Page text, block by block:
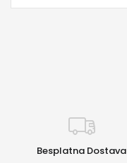
Besplatna Dostava